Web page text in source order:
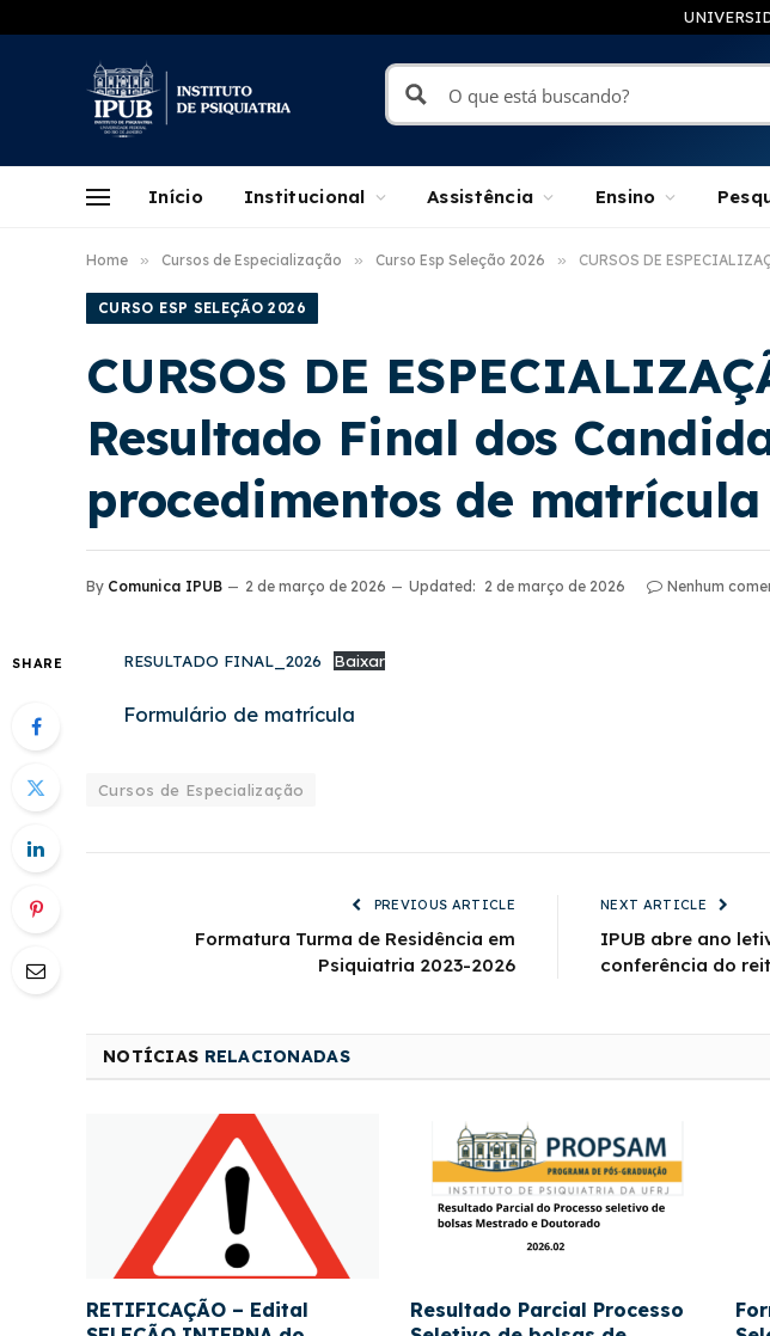
Início Institucional Assistência Ensino
Home » Cursos de Especialização » Curso Esp Seleção 2026 » CURSOS DE
CURSO ESP SELEÇÃO 2026
CURSOS DE
Resultado Final dos
procedimentos de matrícula
By Comunica IPUB 2 de março de 2026 Updated: 2 de março de 2026 Nenhum
SHARE RESULTADO FINAL_2026 Baixar
Formulário de matrícula
Cursos de Especialização
PREVIOUS ARTICLE
Formatura Turma de Residência em
Psiquiatria 2023-2026
NEXT ARTICLE
IPUB abre ano
conferência do
NOTÍCIAS RELACIONADAS
RETIFICAÇÃO – Edital
Resultado Parcial Processo